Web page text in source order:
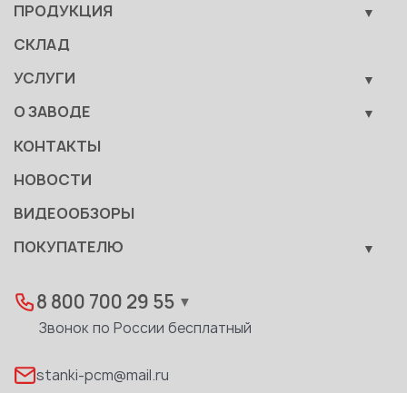
8 800 700 29 55 ▼
Звонок по России бесплатный
stanki-pcm@mail.ru
ПРОДУКЦИЯ
Вспомогательные средства механизации
СКЛАД
УСЛУГИ
О ЗАВОДЕ
Документы
Качество
Развитие
КОНТАКТЫ
НОВОСТИ
ВИДЕООБЗОРЫ
ПОКУПАТЕЛЮ
Дилеры
Доставка
Каталог PDF